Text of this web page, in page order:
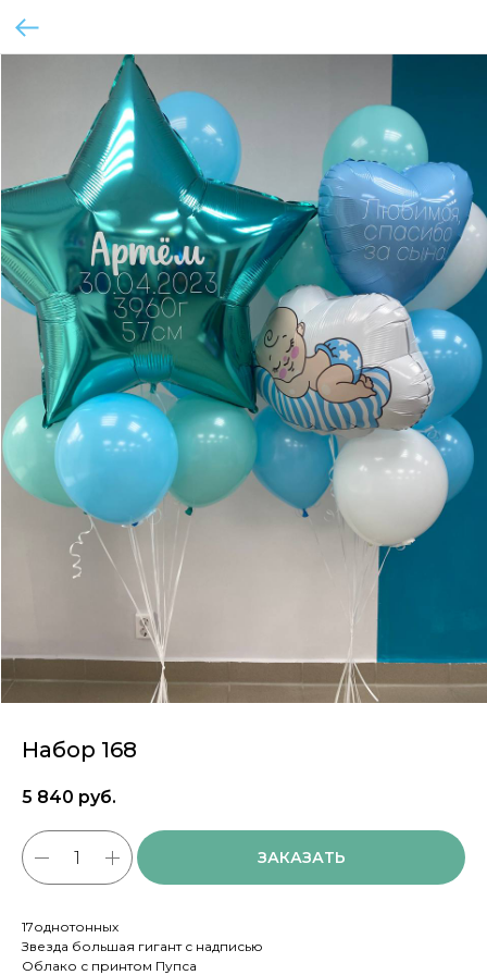
Набор 168
5 840 руб.
ЗАКАЗАТЬ
17однотонных
Звезда большая гигант с надписью
Облако с принтом Пупса